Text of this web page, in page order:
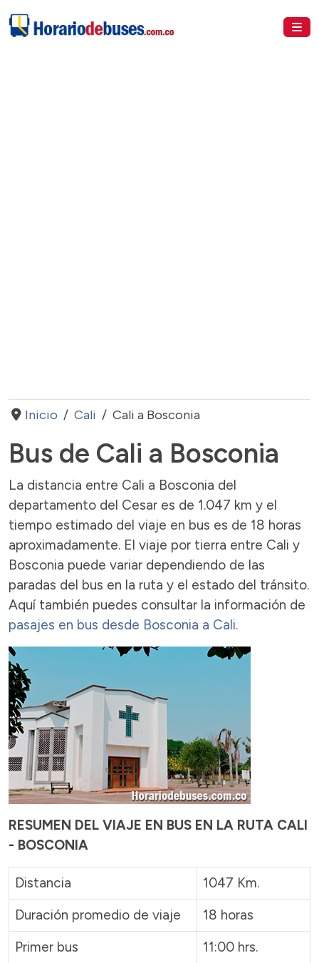
Inicio Cali Cali a Bosconia
Bus de Cali a Bosconia
La distancia entre Cali a Bosconia del
departamento del Cesar es de 1.047 km y el
tiempo estimado del viaje en bus es de 18 horas
aproximadamente. El viaje por tierra entre Cali y
Bosconia puede variar dependiendo de las
paradas del bus en la ruta y el estado del tránsito.
Aquí también puedes consultar la información de
pasajes en bus desde Bosconia a Cali.
RESUMEN DEL VIAJE EN BUS EN LA RUTA CALI
- BOSCONIA
Distancia
1047 Km.
Duración promedio de viaje
18 horas
Primer bus
11:00 hrs.